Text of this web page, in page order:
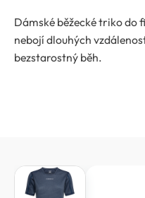
Dámské běžecké triko do
nebojí dlouhých
bezstarostný běh.